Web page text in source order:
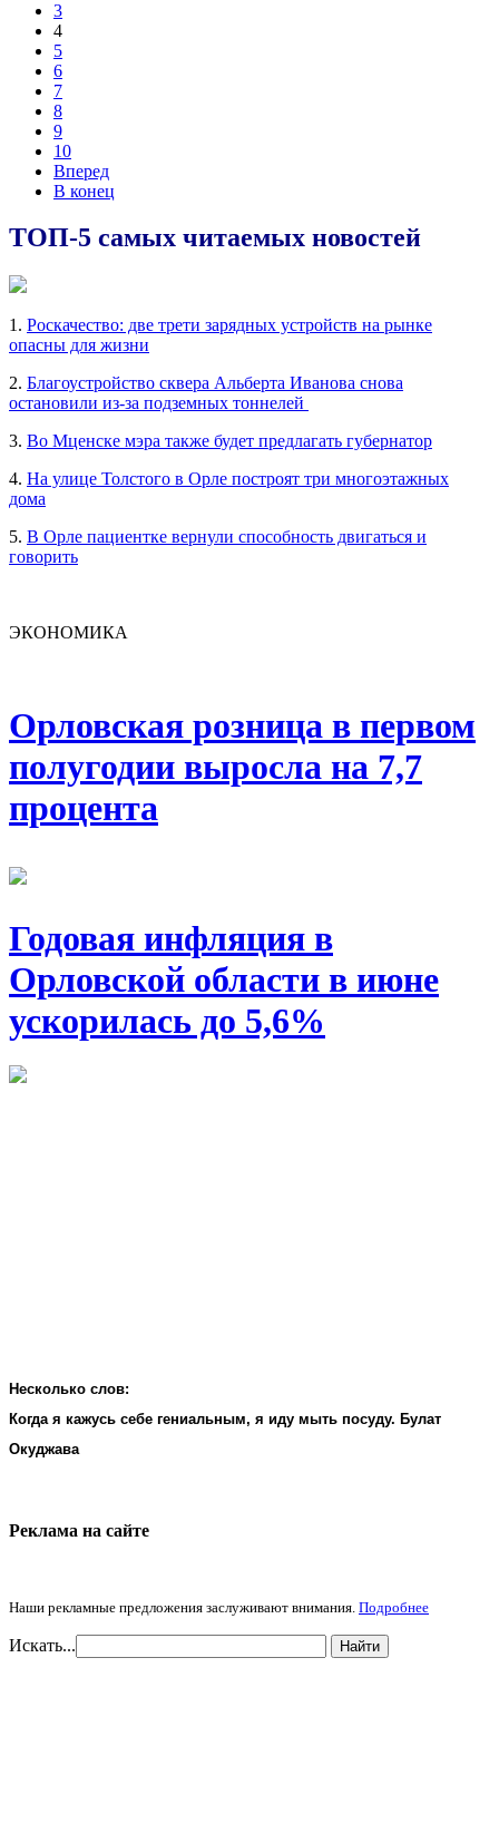
3
4
5
6
7
8
9
10
Вперед
В конец
ТОП-5 самых читаемых новостей
1. Роскачество: две трети зарядных устройств на рынке
опасны для жизни
2. Благоустройство сквера Альберта Иванова снова
остановили из-за подземных тоннелей
3. Во Мценске мэра также будет предлагать губернатор
4. На улице Толстого в Орле построят три многоэтажных
дома
5. В Орле пациентке вернули способность двигаться и
говорить
ЭКОНОМИКА
Орловская розница в первом
полугодии выросла на 7,7
процента
Годовая инфляция в
Орловской области в июне
ускорилась до 5,6%
Несколько слов:
Когда я кажусь себе гениальным, я иду мыть посуду. Булат
Окуджава
Реклама на cайте
Наши рекламные предложения заслуживают внимания. Подробнее
Искать... Найти